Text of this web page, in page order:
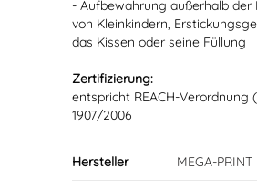
- Aufbewahrung außerhalb der
von Kleinkindern,
das Kissen oder seine Füllung
Zertifizierung:
entspricht REACH-Verordnung
1907/2006
Hersteller MEGA-PRINT